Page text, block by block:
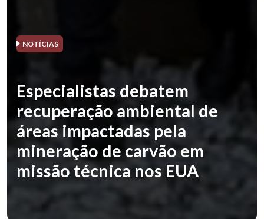
NOTÍCIAS
Especialistas debatem
recuperação ambiental de
áreas impactadas pela
mineração de carvão em
missão técnica nos EUA